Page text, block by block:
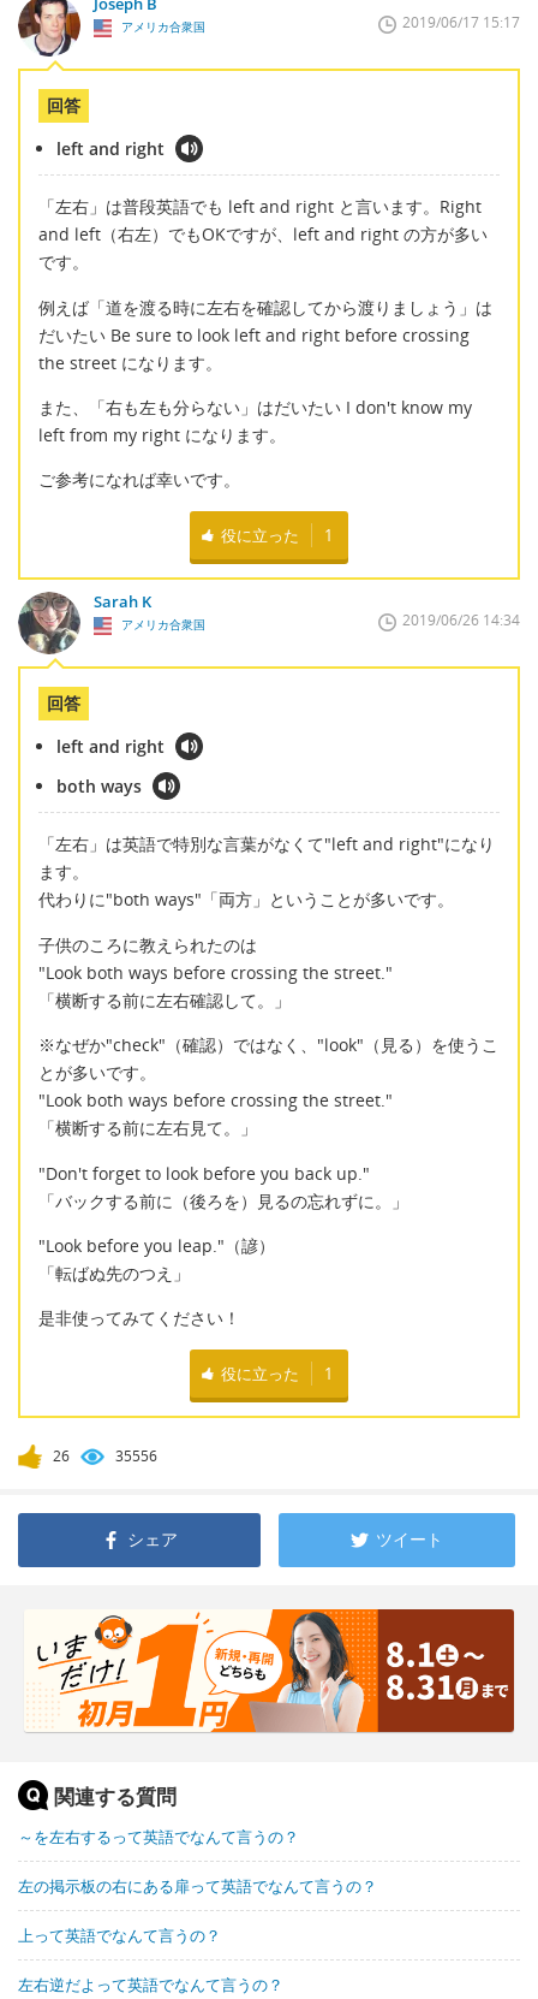
アメリカ合衆国 2019/06/17 15:17
回答
left and right
「左右」は普段英語でも left and right と言います。Right
and left（右左）でもOKですが、left and right の方が多い
です。
例えば「道を渡る時に左右を確認してから渡りましょう」は
だいたい Be sure to look left and right before crossing
the street になります。
また、「右も左も分らない」はだいたい I don't know my
left from my right になります。
ご参考になれば幸いです。
役に立った 1
Sarah K
アメリカ合衆国 2019/06/26 14:34
回答
left and right
both ways
「左右」は英語で特別な言葉がなくて"left and right"になり
ます。
代わりに"both ways"「両方」ということが多いです。
子供のころに教えられたのは
"Look both ways before crossing the street."
「横断する前に左右確認して。」
※なぜか"check"（確認）ではなく、"look"（見る）を使うこ
とが多いです。
"Look both ways before crossing the street."
「横断する前に左右見て。」
"Don't forget to look before you back up."
「バックする前に（後ろを）見るの忘れずに。」
"Look before you leap."（諺）
「転ばぬ先のつえ」
是非使ってみてください！
役に立った 1
26 35556
シェア ツイート
関連する質問
～を左右するって英語でなんて言うの？
左の掲示板の右にある扉って英語でなんて言うの？
上って英語でなんて言うの？
左右逆だよって英語でなんて言うの？